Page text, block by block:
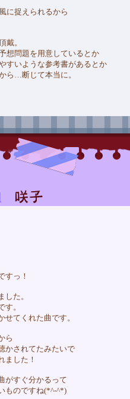
に捉えられるから
戴。
想問題を用意しているとか
すいような参考書があるとか
ら…断じて本当に。
すっ！
た。
。
てくれた曲です。
ら
かされてたみたいで
ました！
がすぐ分かるって
ものですね(*^-^*)